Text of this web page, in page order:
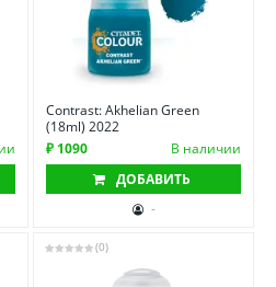
Contrast: Akhelian Green
(18ml) 2022
₽ 1090
В наличии
ДОБАВИТЬ
-
(0)